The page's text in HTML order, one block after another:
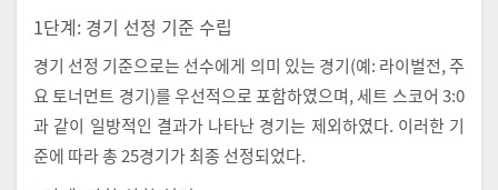
1단계: 경기 선정 기준 수립
경기 선정 기준으로는 선수에게 의미 있는 경기(예: 라이벌전, 주
요 토너먼트 경기)를 우선적으로 포함하였으며, 세트 스코어 3:0
과 같이 일방적인 결과가 나타난 경기는 제외하였다. 이러한 기
준에 따라 총 25경기가 최종 선정되었다.